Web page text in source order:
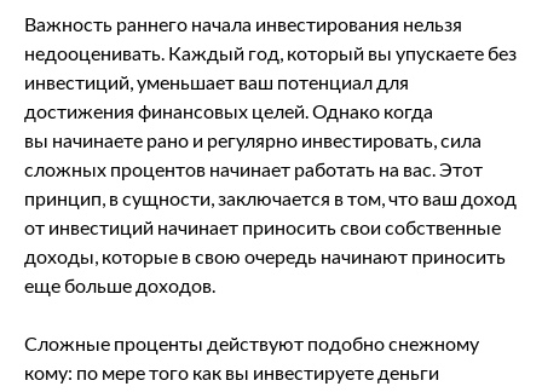
Важность раннего начала инвестирования нельзя
недооценивать. Каждый год, который вы упускаете без
инвестиций, уменьшает ваш потенциал для
достижения финансовых целей. Однако когда
вы начинаете рано и регулярно инвестировать, сила
сложных процентов начинает работать на вас. Этот
принцип, в сущности, заключается в том, что ваш доход
от инвестиций начинает приносить свои собственные
доходы, которые в свою очередь начинают приносить
еще больше доходов.
Сложные проценты действуют подобно снежному
кому: по мере того как вы инвестируете деньги